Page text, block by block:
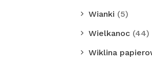
Wianki (5)
Wielkanoc (44)
Wiklina